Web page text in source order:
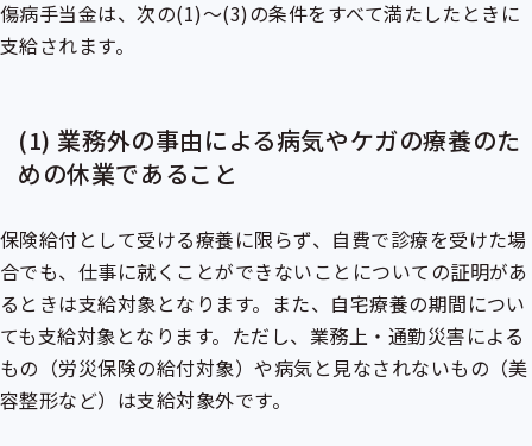
傷病手当金は、次の(1)～(3)の条件をすべて満たしたときに
支給されます。
(1) 業務外の事由による病気やケガの療養のた
めの休業であること
保険給付として受ける療養に限らず、自費で診療を受けた場
合でも、仕事に就くことができないことについての証明があ
るときは支給対象となります。また、自宅療養の期間につい
ても支給対象となります。ただし、業務上・通勤災害による
もの（労災保険の給付対象）や病気と見なされないもの（美
容整形など）は支給対象外です。